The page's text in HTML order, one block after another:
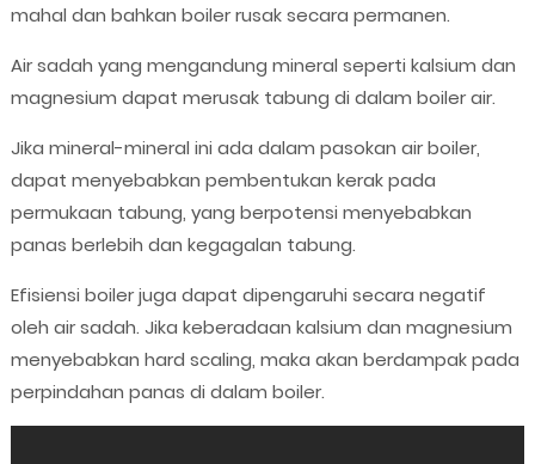
mahal dan bahkan boiler rusak secara permanen.
Air sadah yang mengandung mineral seperti kalsium dan
magnesium dapat merusak tabung di dalam boiler air.
Jika mineral-mineral ini ada dalam pasokan air boiler,
dapat menyebabkan pembentukan kerak pada
permukaan tabung, yang berpotensi menyebabkan
panas berlebih dan kegagalan tabung.
Efisiensi boiler juga dapat dipengaruhi secara negatif
oleh air sadah. Jika keberadaan kalsium dan magnesium
menyebabkan hard scaling, maka akan berdampak pada
perpindahan panas di dalam boiler.